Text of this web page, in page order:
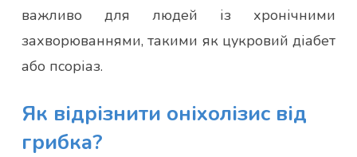
важливо для людей із хронічними
захворюваннями, такими як цукровий діабет
або псоріаз.
Як відрізнити оніхолізис від
грибка?